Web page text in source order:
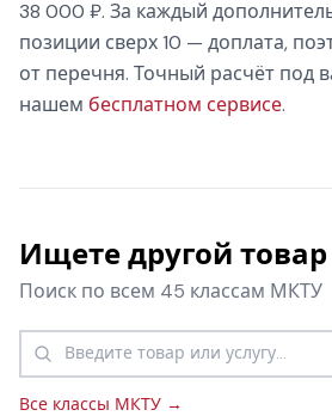
38 000 ₽. За каждый
позиции сверх 10 — доплата,
от перечня. Точный расчёт под
нашем бесплатном сервисе.
Ищете другой товар
Поиск по всем 45 классам МКТУ
Все классы МКТУ →